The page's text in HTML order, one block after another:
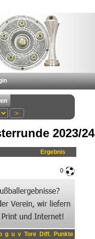
2023/24
Ergebnis
0
g u v Tore Diff. Punkte